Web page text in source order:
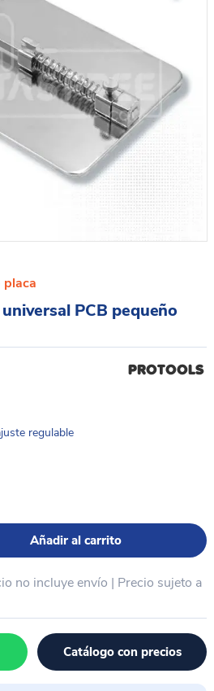
placa
PCB pequeño
regulable
Añadir al carrito
no incluye envío | Precio sujeto a
Catálogo con precios